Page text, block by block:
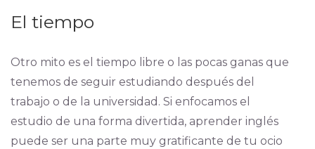
El tiempo
Otro mito es el tiempo libre o las pocas ganas que
tenemos de seguir estudiando después del
trabajo o de la universidad. Si enfocamos el
estudio de una forma divertida, aprender inglés
puede ser una parte muy gratificante de tu ocio